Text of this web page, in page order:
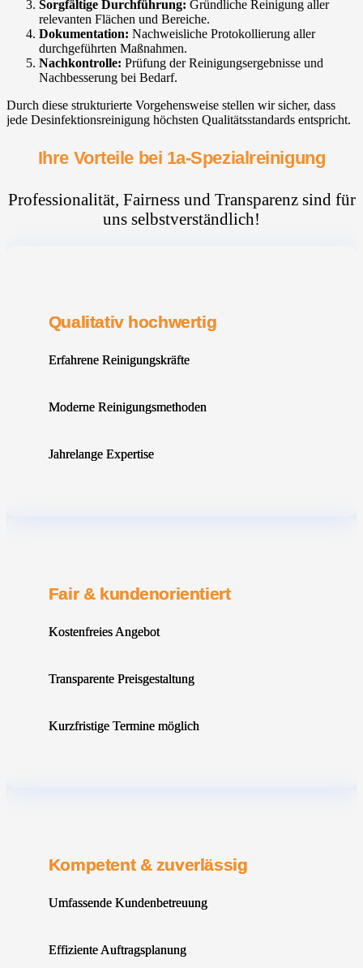
Sorgfältige Durchführung: Gründliche Reinigung aller
relevanten Flächen und Bereiche.
Dokumentation: Nachweisliche Protokollierung aller
durchgeführten Maßnahmen.
Nachkontrolle: Prüfung der Reinigungsergebnisse und
Nachbesserung bei Bedarf.
Durch diese strukturierte Vorgehensweise stellen wir sicher, dass
jede Desinfektionsreinigung höchsten Qualitätsstandards entspricht.
Ihre Vorteile bei 1a-Spezialreinigung
Professionalität, Fairness und Transparenz sind für
uns selbstverständlich!
Qualitativ hochwertig
Erfahrene Reinigungskräfte
Moderne Reinigungsmethoden
Jahrelange Expertise
Fair & kundenorientiert
Kostenfreies Angebot
Transparente Preisgestaltung
Kurzfristige Termine möglich
Kompetent & zuverlässig
Umfassende Kundenbetreuung
Effiziente Auftragsplanung